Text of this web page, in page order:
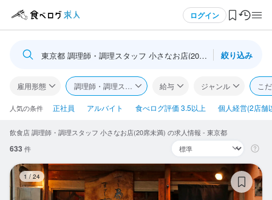
ログイン
ログイン・無料会員登録
食べログ求人TOP
求人検索
閲覧履歴
東京都 調理師・調理スタッフ 小さなお店(20席未満)絞り込み
雇用形態 調理師・調理スタッフ 給与 ジャンル こ
人気の条件 正社員 アルバイト 食べログ評価 3.5以上 個人経営(2店舗
飲食店 調理師・調理スタッフ 小さなお店(20席未満) の求人情報 - 東京都
633 件
1 / 24